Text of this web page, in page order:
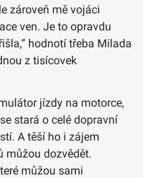
zároveň mě vojáci
ven. Je to opravdu
hodnotí třeba Milada
z tisícovek
jízdy na motorce,
stará o celé dopravní
A těší ho i zájem
můžou dozvědět.
můžou sami